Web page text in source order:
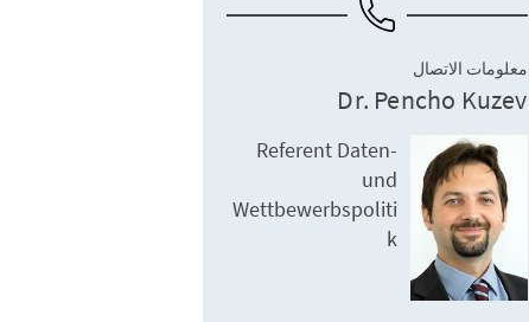
معلومات الاتصال
Dr. Pencho Kuzev
Referent Daten-
und
Wettbewerbspoliti
k